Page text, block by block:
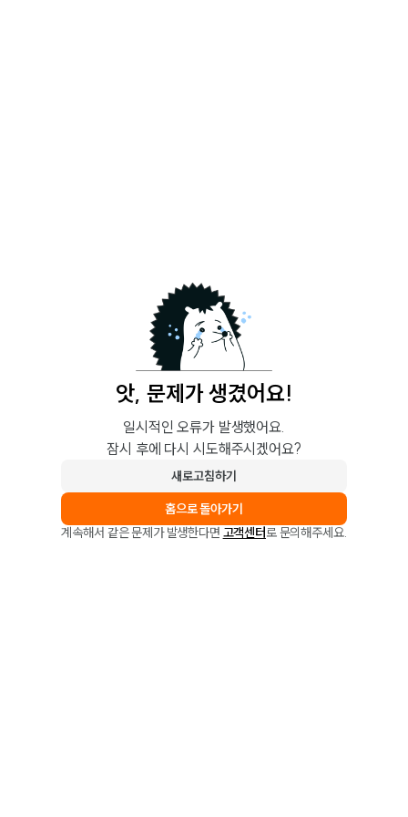
앗, 문제가 생겼어요!
일시적인 오류가 발생했어요.
잠시 후에 다시 시도해주시겠어요?
새로고침하기
홈으로 돌아가기
계속해서 같은 문제가 발생한다면 고객센터로 문의해주세요.